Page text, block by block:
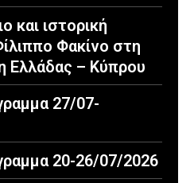
και ιστορική
Φακίνο στη
Ελλάδας – Κύπρου
27/07-
20-26/07/2026